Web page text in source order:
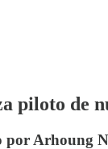
piloto de
Arhoung